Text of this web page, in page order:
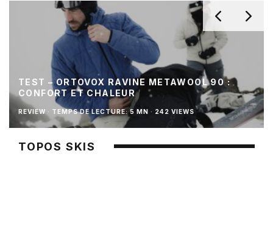
TEST – ORTOVOX RAVINE METAWOOL 90 :
CONFORT ET CHALEUR
REVIEW · TEMPS DE LECTURE: 5 MN · 242 VIEWS
TOPOS SKIS